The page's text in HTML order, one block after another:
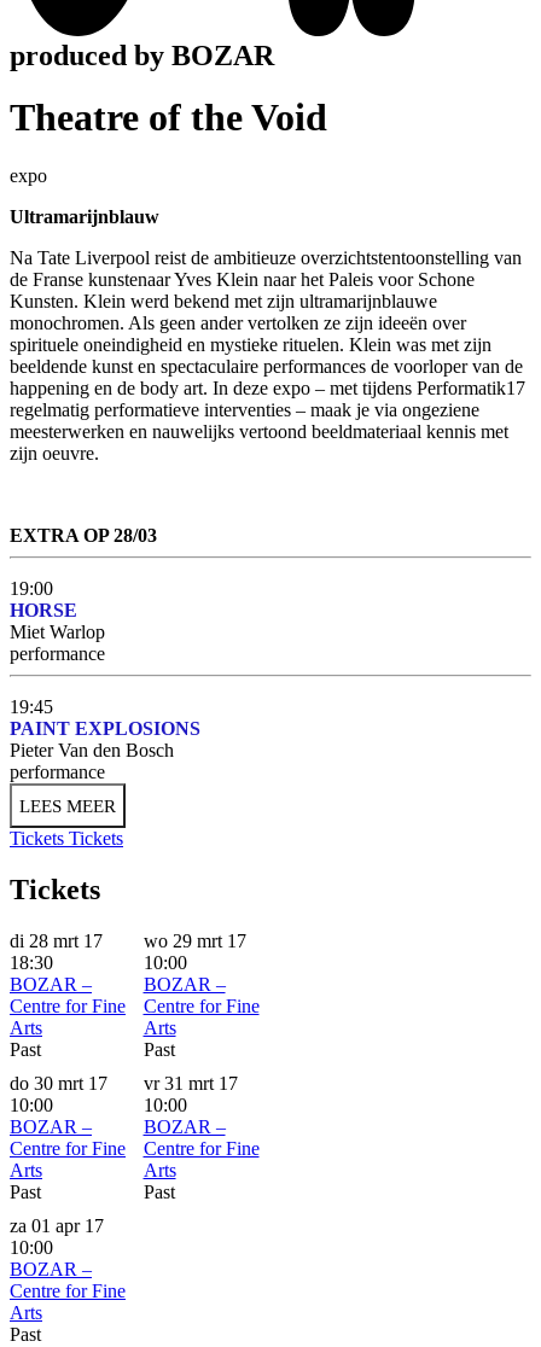
produced by BOZAR
Theatre of the Void
expo
Ultramarijnblauw
Na Tate Liverpool reist de ambitieuze overzichtstentoonstelling van
de Franse kunstenaar Yves Klein naar het Paleis voor Schone
Kunsten. Klein werd bekend met zijn ultramarijnblauwe
monochromen. Als geen ander vertolken ze zijn ideeën over
spirituele oneindigheid en mystieke rituelen. Klein was met zijn
beeldende kunst en spectaculaire performances de voorloper van de
happening en de body art. In deze expo – met tijdens Performatik17
regelmatig performatieve interventies – maak je via ongeziene
meesterwerken en nauwelijks vertoond beeldmateriaal kennis met
zijn oeuvre.
EXTRA OP 28/03
19:00
HORSE
Miet Warlop
performance
19:45
PAINT EXPLOSIONS
Pieter Van den Bosch
performance
LEES MEER
Tickets Tickets
Tickets
di 28 mrt 17
18:30
BOZAR –
Centre for Fine
Arts
Past
wo 29 mrt 17
10:00
BOZAR –
Centre for Fine
Arts
Past
do 30 mrt 17
10:00
BOZAR –
Centre for Fine
Arts
Past
vr 31 mrt 17
10:00
BOZAR –
Centre for Fine
Arts
Past
za 01 apr 17
10:00
BOZAR –
Centre for Fine
Arts
Past